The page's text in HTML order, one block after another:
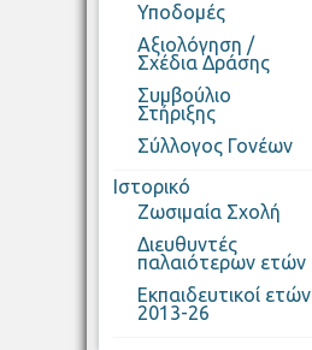
Υποδομές
Αξιολόγηση /
Σχέδια Δράσης
Συμβούλιο
Στήριξης
Σύλλογος Γονέων
Ιστορικό
Ζωσιμαία Σχολή
Διευθυντές
παλαιότερων ετών
Εκπαιδευτικοί ετών
2013-26